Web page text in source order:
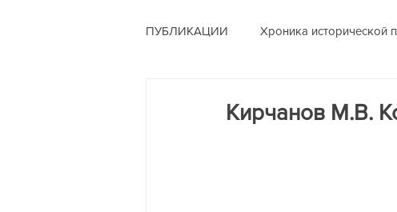
ПУБЛИКАЦИИ Хроника исторической
Кирчанов М.В.